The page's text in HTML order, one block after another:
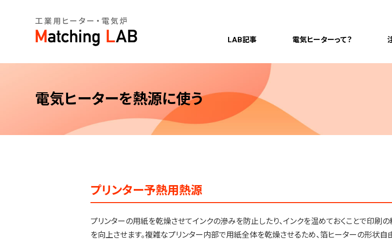
LAB記事 電気ヒーターって？
電気ヒーターを熱源に使う
プリンター予熱用熱源
プリンターの用紙を乾燥させてインクの滲みを防止したり、インクを温めておくことで印刷
を向上させます。複雑なプリンター内部で用紙全体を乾燥させるため、箔ヒーターの形状自